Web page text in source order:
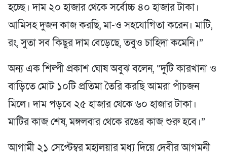
হচ্ছে। দাম ২০ হাজার থেকে সর্বোচ্চ ৪০ হাজার টাকা।
আমিসহ দুজন কাজ করছি, মা-ও সহযোগিতা করেন। মাটি,
রং, সুতা সব কিছুর দাম বেড়েছে, তবুও চাহিদা কমেনি।”
অন্য এক শিল্পী প্রকাশ ঘোষ অবুঝ বলেন, “দুটি কারখানা ও
বাড়িতে মোট ১০টি প্রতিমা তৈরি করছি আমরা পাঁচজন
মিলে। দাম পড়বে ২৫ হাজার থেকে ৬০ হাজার টাকা।
মাটির কাজ শেষ, মঙ্গলবার থেকে রঙের কাজ শুরু হবে।”
আগামী ২১ সেপ্টেম্বর মহালয়ার মধ্য দিয়ে দেবীর আগমনী